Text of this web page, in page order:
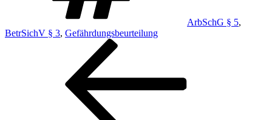
ArbSchG § 5,
BetrSichV § 3, Gefährdungsbeurteilung
Beitragsnavigation